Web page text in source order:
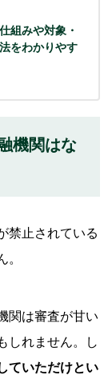
組みや対象・
をわかりやす
機関はな
禁止されている
。
関は審査が甘い
しれません。し
ていただけとい